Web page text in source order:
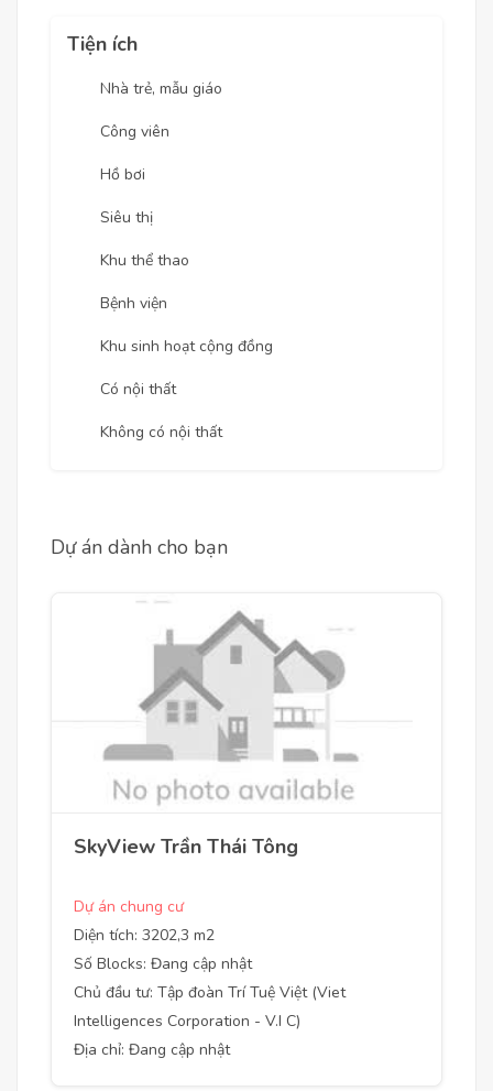
Tiện ích
Nhà trẻ, mẫu giáo
Công viên
Hồ bơi
Siêu thị
Khu thể thao
Bệnh viện
Khu sinh hoạt cộng đồng
Có nội thất
Không có nội thất
Dự án dành cho bạn
SkyView Trần Thái Tông
Dự án chung cư
Diện tích: 3202,3 m2
Số Blocks: Đang cập nhật
Chủ đầu tư: Tập đoàn Trí Tuệ Việt (Viet
Intelligences Corporation - V.I C)
Địa chỉ: Đang cập nhật